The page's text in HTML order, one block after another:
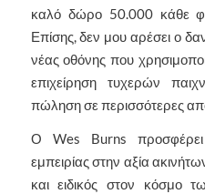
καλό δώρο 50.000 κάθε
Επίσης, δεν μου αρέσει ο
νέας οθόνης που
επιχείρηση τυχερών
πώληση σε περισσότερες
Ο Wes Burns
εμπειρίας στην αξία
και ειδικός στον κόσμο